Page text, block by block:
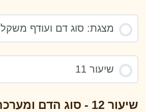
מצגת: סוג דם ועודף משקל
שיעור 11
שיעור 12 - סוג הדם ומערכת העיכול